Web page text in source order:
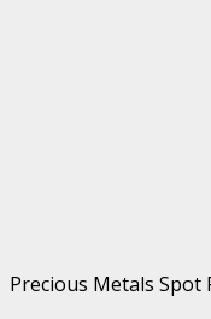
Precious Metals Spot